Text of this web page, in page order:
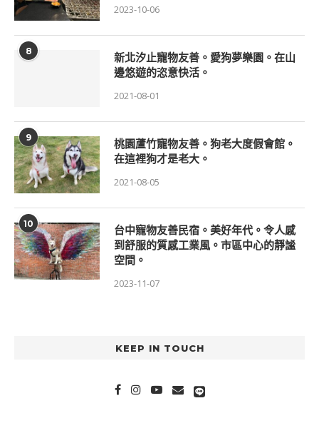
2023-10-06
8
新北汐止寵物友善。愛狗夢樂園。在山
邊悠遊的恣意快活。
2021-08-01
9
桃園蘆竹寵物友善。狗老大度假會館。
在這裡狗才是老大。
2021-08-05
10
台中寵物友善民宿。美好年代。令人感
到舒服的質感工業風。市區中心的靜謐
空間。
2023-11-07
KEEP IN TOUCH